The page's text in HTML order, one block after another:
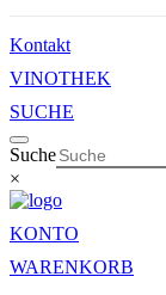
Kontakt
VINOTHEK
SUCHE
Suche
×
KONTO
WARENKORB